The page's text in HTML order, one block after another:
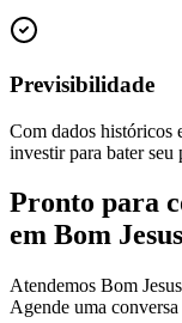
Previsibilidade
Com dados históricos
investir para bater
Pronto para
em Bom
Atendemos Bom
Agende uma